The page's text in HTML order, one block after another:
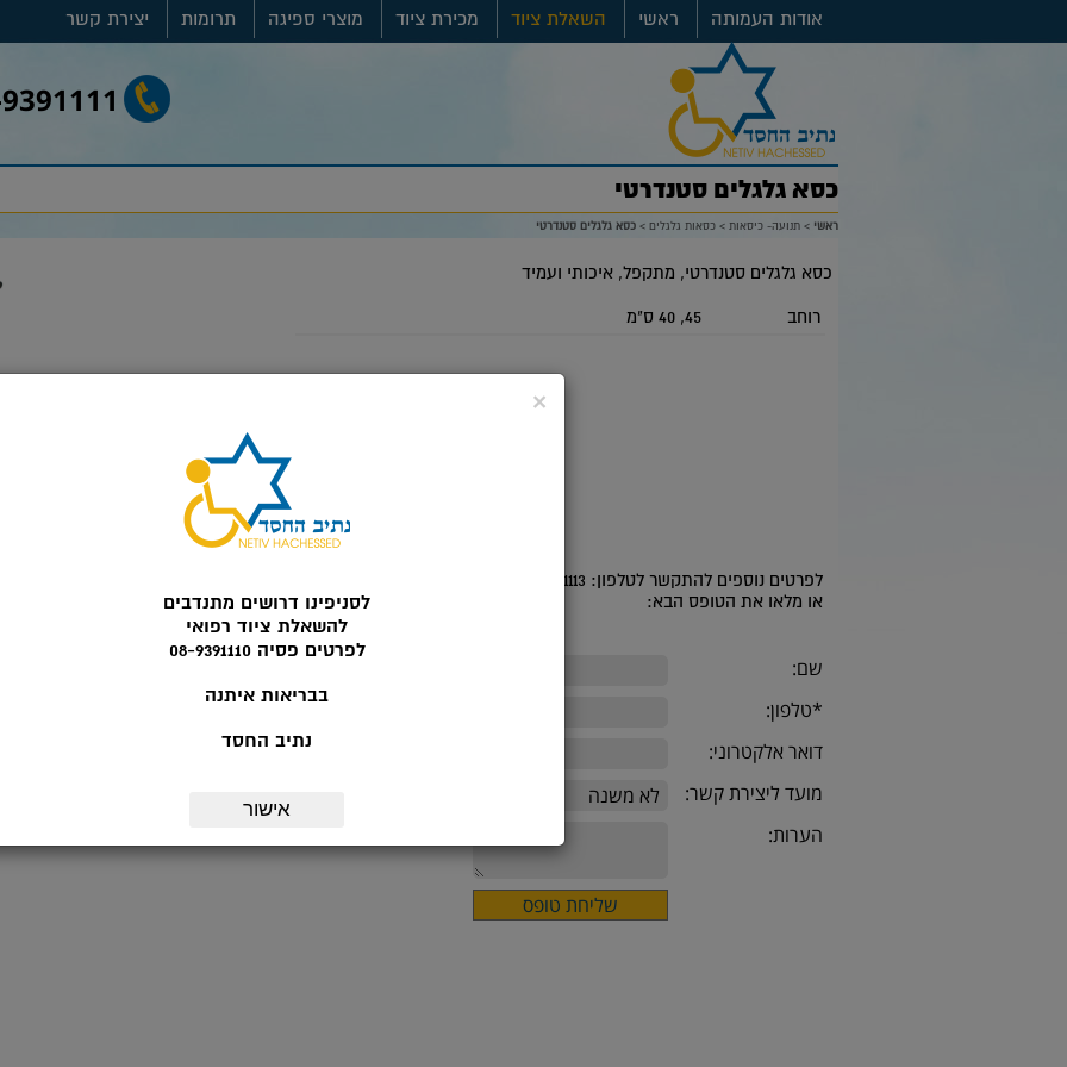
אודות העמותה ראשי השאלת ציוד מכירת ציוד מוצרי ספיגה תרומות יצירת קשר
כסא גלגלים סטנדרטי
ראשי > תנועה- כיסאות > כסאות גלגלים > כסא גלגלים סטנדרטי
כסא גלגלים סטנדרטי, מתקפל, איכותי ועמיד
רוחב 45, 40 ס"מ
לפרטים נוספים להתקשר לטלפון: 08-9391113 בשעות הפעילות: ימי א'-ה : 9.00-14.00
או מלאו את הטופס הבא:
שם:
*טלפון:
דואר אלקטרוני:
מועד ליצירת קשר:
הערות:
×
לסניפינו דרושים מתנדבים
להשאלת ציוד רפואי
לפרטים פסיה 08-9391110
בבריאות איתנה
נתיב החסד
אישור